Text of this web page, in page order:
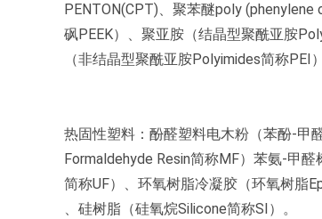
PENTON(CPT)、聚苯醚poly
砜PEEK）、聚亚胺（结晶型聚酰亚胺
（非结晶型聚酰亚胺Polyimides简称PEI
热固性塑料：酚醛塑料电木粉（苯酚-甲
Formaldehyde Resin简称MF）苯氨-甲
简称UF）、环氧树脂冷凝胶（环氧树脂
、硅树脂（硅氧烷Silicone简称SI）。